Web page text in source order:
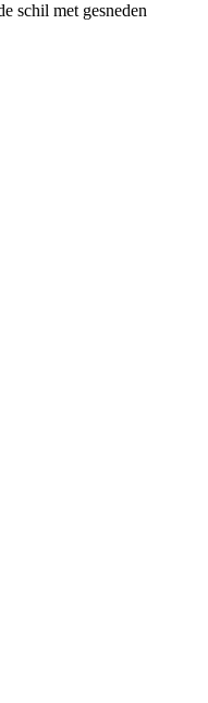
schil met gesneden